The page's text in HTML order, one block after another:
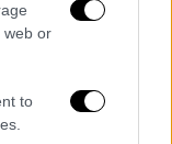
web or
to
country
our…